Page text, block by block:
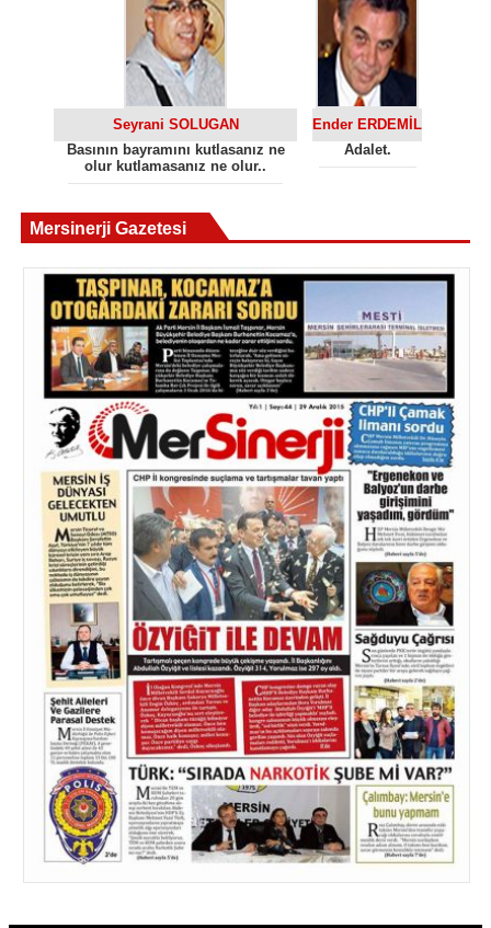
Seyrani SOLUGAN
Basının bayramını kutlasanız ne
olur kutlamasanız ne olur..
Ender ERDEMİL
Adalet.
Mersinerji Gazetesi